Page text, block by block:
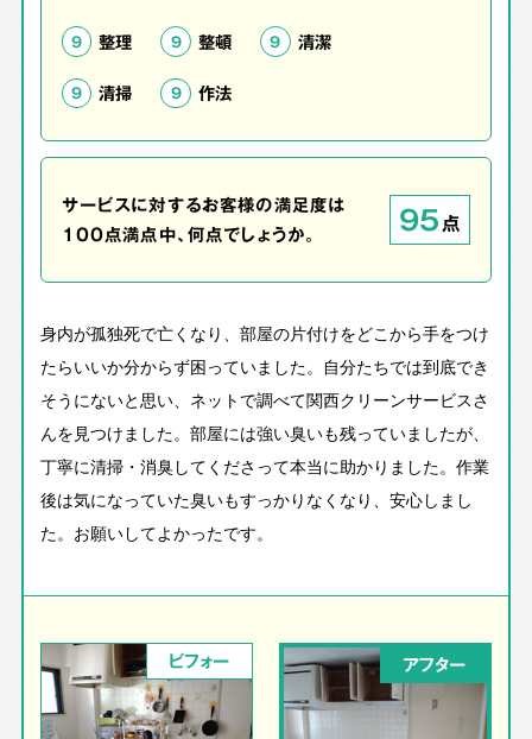
9 整理 9 整頓 9 清潔
9 清掃 9 作法
サービスに対するお客様の満足度は
100点満点中、何点でしょうか。
95点
身内が孤独死で亡くなり、部屋の片付けをどこから手をつけ
たらいいか分からず困っていました。自分たちでは到底でき
そうにないと思い、ネットで調べて関西クリーンサービスさ
んを見つけました。部屋には強い臭いも残っていましたが、
丁寧に清掃・消臭してくださって本当に助かりました。作業
後は気になっていた臭いもすっかりなくなり、安心しまし
た。お願いしてよかったです。
ビフォー アフター